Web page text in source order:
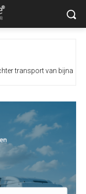
transport van bijna